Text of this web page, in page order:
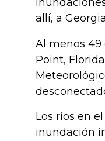
allí, a
Al menos 49
Point,
Los ríos en
inundación